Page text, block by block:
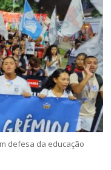
defesa da educação